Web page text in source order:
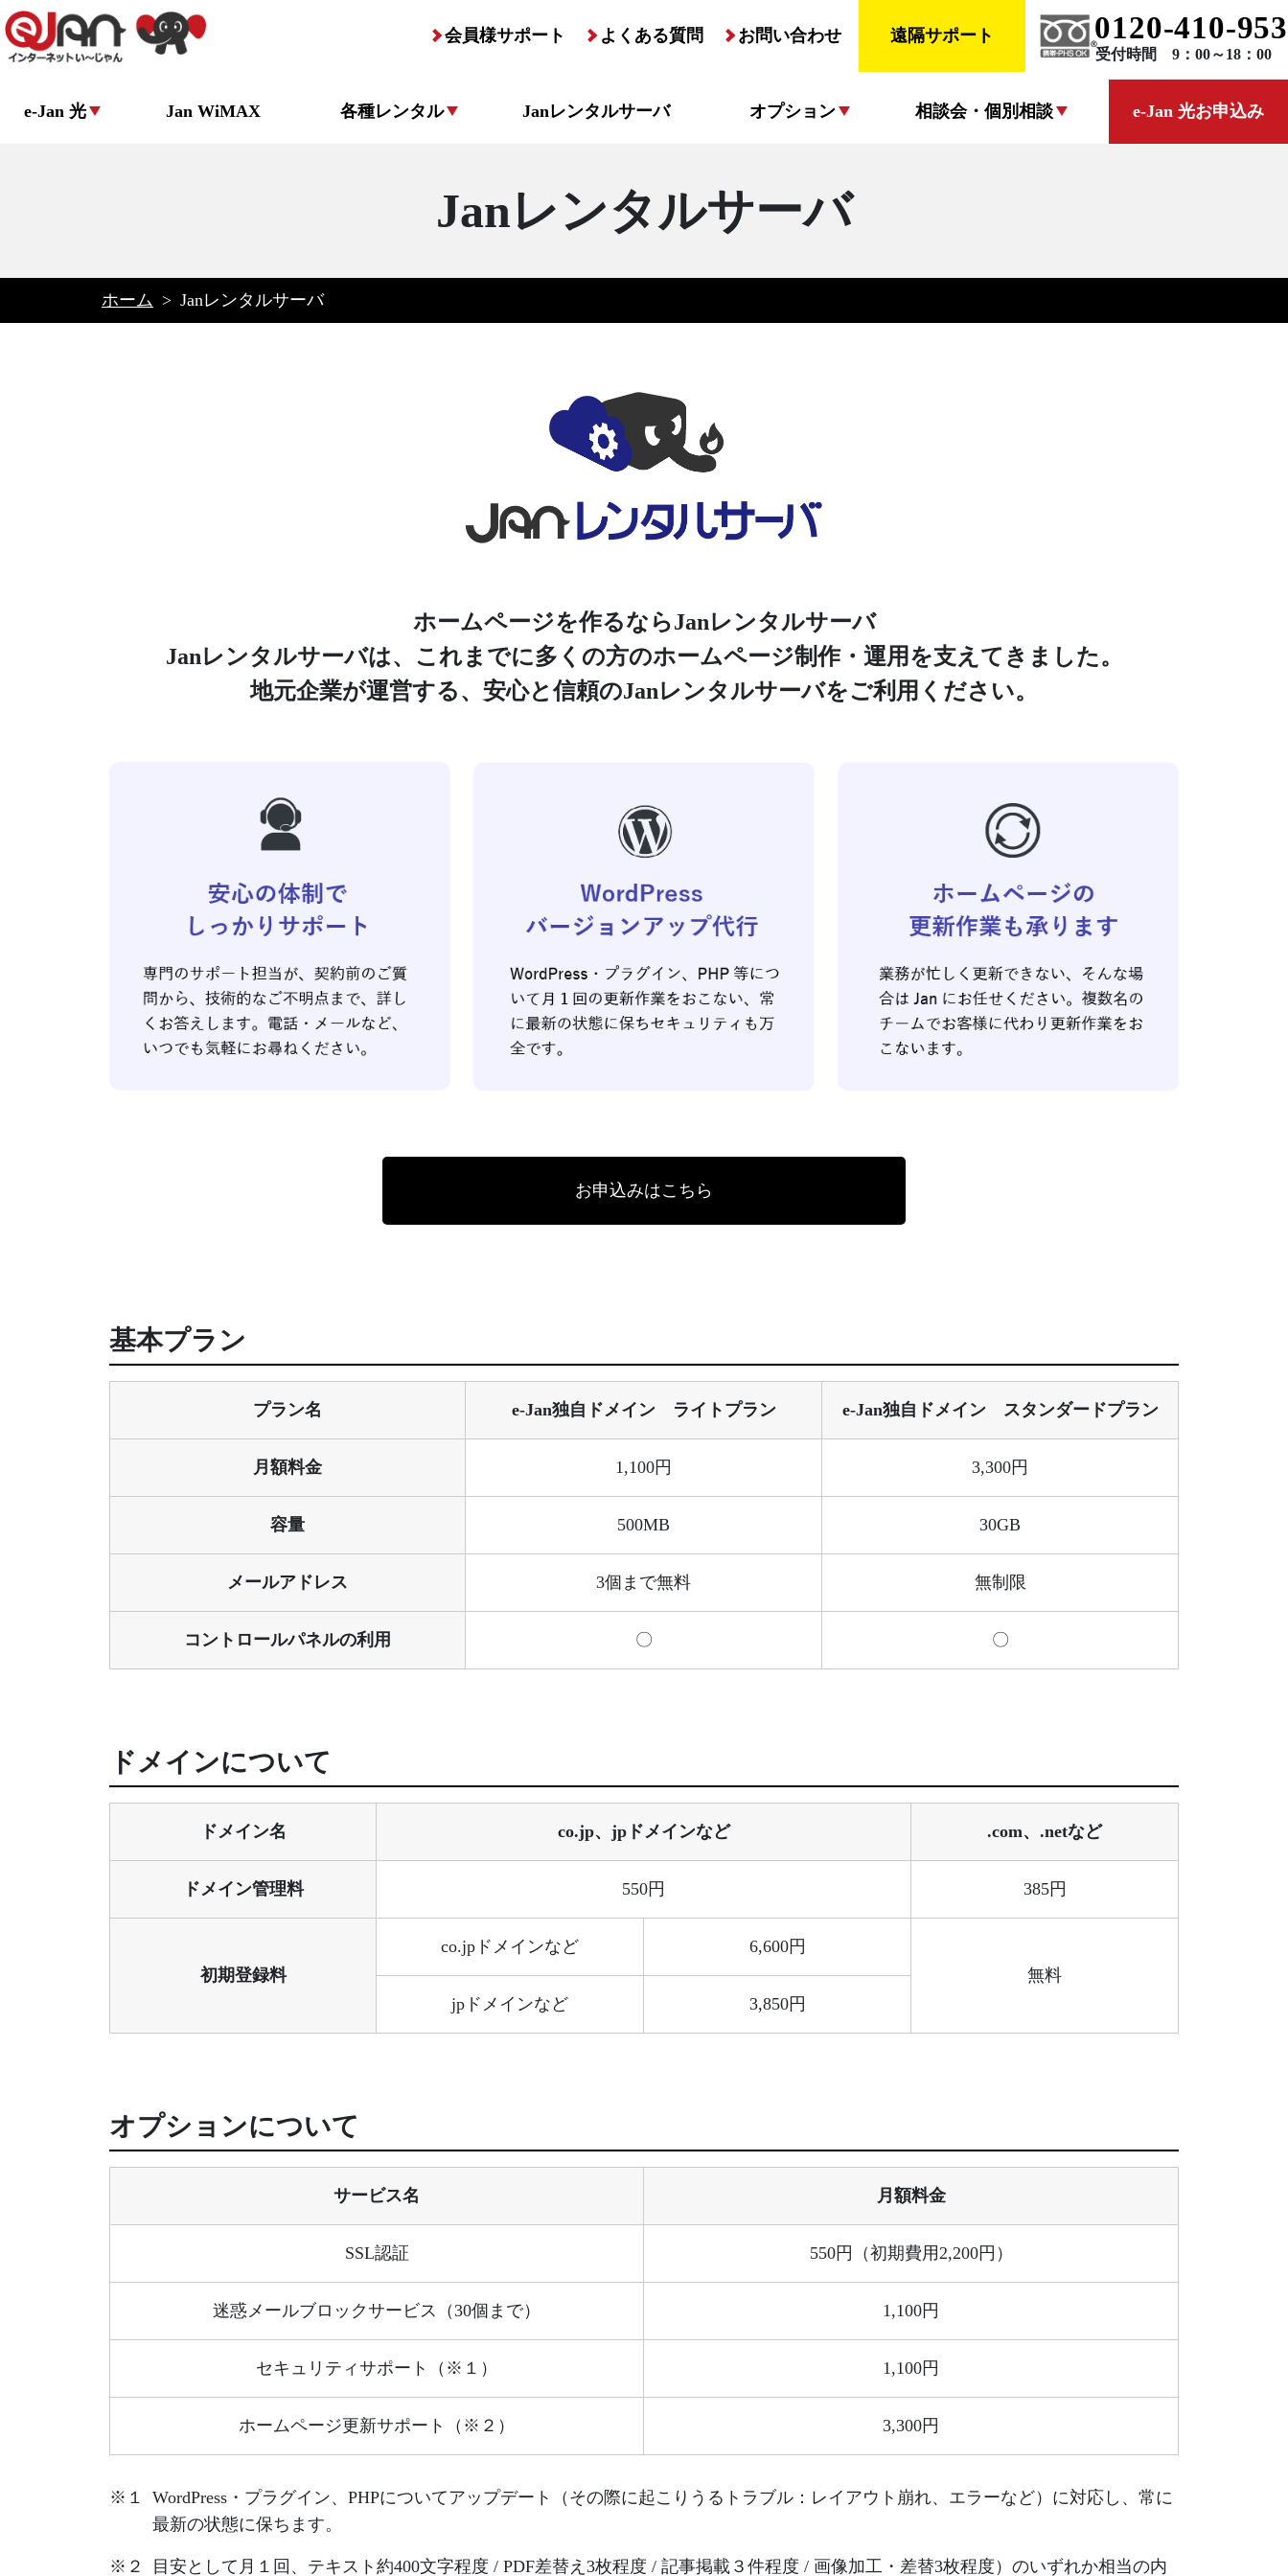
会員様サポート よくある質問 お問い合わせ 遠隔サポート 0120-410-953
受付時間 9：00～18：00
e-Jan 光 Jan WiMAX 各種レンタル Janレンタルサーバ オプション 相談会・個別相談 e-Jan 光お申込み
Janレンタルサーバ
ホーム > Janレンタルサーバ
ホームページを作るならJanレンタルサーバ
Janレンタルサーバは、これまでに多くの方のホームページ制作・運用を支えてきました。
地元企業が運営する、安心と信頼のJanレンタルサーバをご利用ください。
お申込みはこちら
基本プラン
プラン名 e-Jan独自ドメイン ライトプラン e-Jan独自ドメイン スタンダードプラン
月額料金 1,100円 3,300円
容量 500MB 30GB
メールアドレス 3個まで無料 無制限
コントロールパネルの利用 〇 〇
ドメインについて
ドメイン名 co.jp、jpドメインなど .com、.netなど
ドメイン管理料 550円 385円
初期登録料
co.jpドメインなど
6,600円
無料
jpドメインなど
3,850円
オプションについて
サービス名 月額料金
SSL認証 550円（初期費用2,200円）
迷惑メールブロックサービス（30個まで） 1,100円
セキュリティサポート（※１） 1,100円
ホームページ更新サポート（※２） 3,300円
※１
WordPress・プラグイン、PHPについてアップデート（その際に起こりうるトラブル：レイアウト崩れ、エラーなど）に対応し、常に
最新の状態に保ちます。
※２ 目安として月１回、テキスト約400文字程度 / PDF差替え3枚程度 / 記事掲載３件程度 / 画像加工・差替3枚程度）のいずれか相当の内